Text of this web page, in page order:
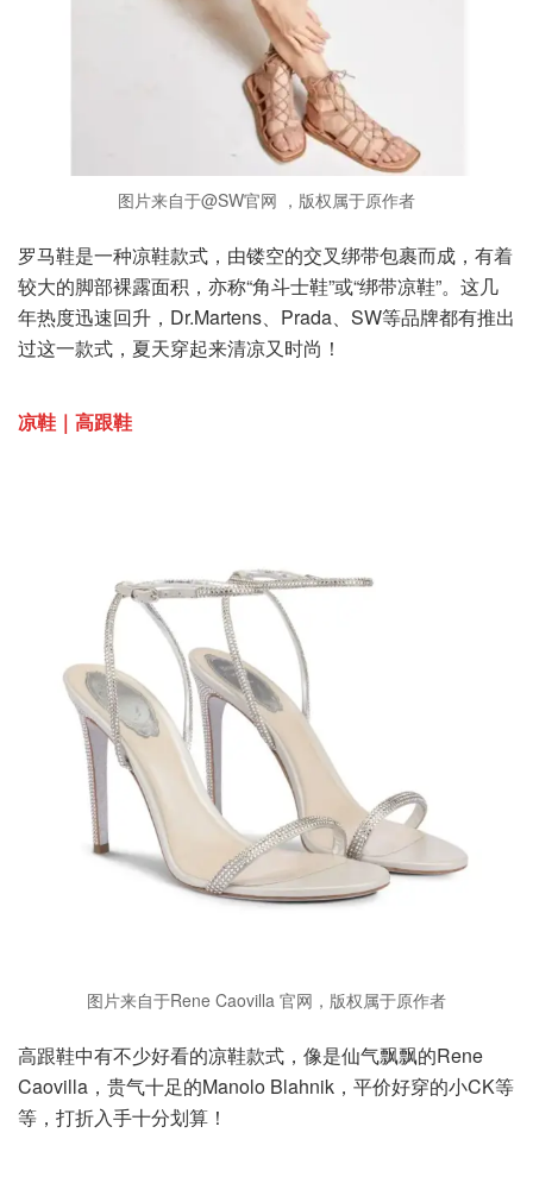
图片来自于@SW官网 ，版权属于原作者
罗马鞋是一种凉鞋款式，由镂空的交叉绑带包裹而成，有着
较大的脚部裸露面积，亦称“角斗士鞋”或“绑带凉鞋”。这几
年热度迅速回升，Dr.Martens、Prada、SW等品牌都有推出
过这一款式，夏天穿起来清凉又时尚！
凉鞋｜高跟鞋
图片来自于Rene Caovilla 官网，版权属于原作者
高跟鞋中有不少好看的凉鞋款式，像是仙气飘飘的Rene
Caovilla，贵气十足的Manolo Blahnik，平价好穿的小CK等
等，打折入手十分划算！